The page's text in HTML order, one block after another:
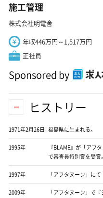
施工管理
株式会社明電舎
年収446万円～1,517万円
正社員
Sponsored by
ヒストリー
1971年2月26日 福島県に生まれる。
1995年
『BLAME』が「アフ
で審査員特別賞を受賞
1997年 「アフタヌーン」に
2009年 「アフタヌーン」で